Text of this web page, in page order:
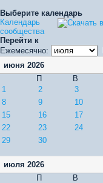
Выберите календарь
Календарь
сообщества
Перейти к
Ежемесячно:
июня 2026
П
В
1
2 3
8
9 10
15
16 17
22
23 24
29
30
июля 2026
П
В